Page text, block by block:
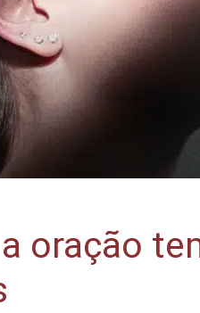
oração